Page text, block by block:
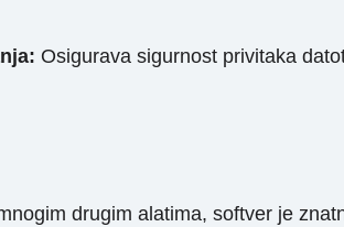
Osigurava sigurnost privitaka
drugim alatima, softver je